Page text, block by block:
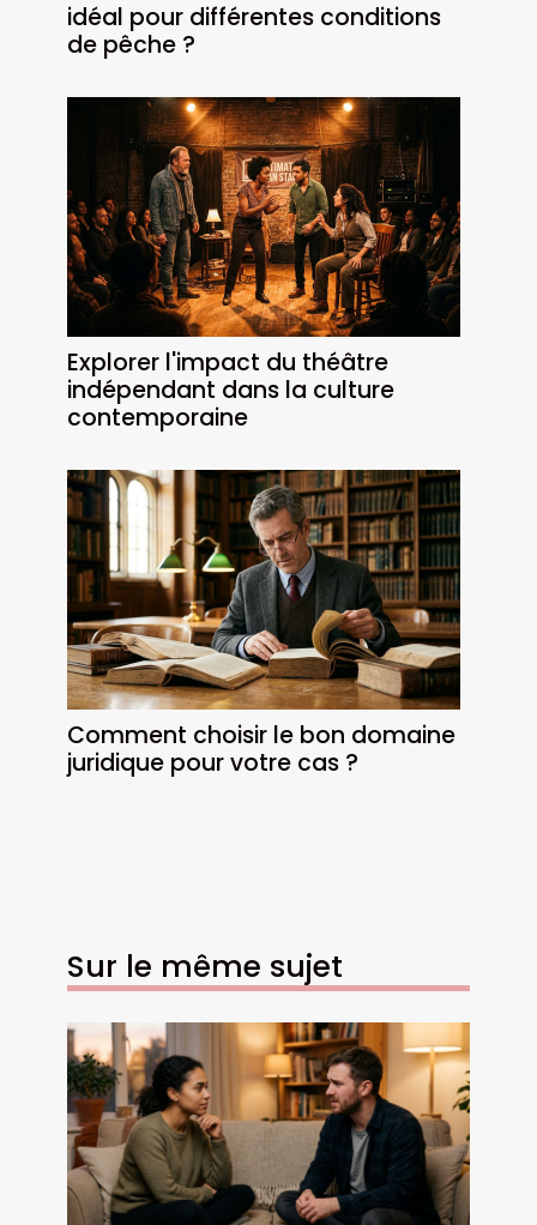
idéal pour différentes conditions
de pêche ?
Explorer l'impact du théâtre
indépendant dans la culture
contemporaine
Comment choisir le bon domaine
juridique pour votre cas ?
Sur le même sujet